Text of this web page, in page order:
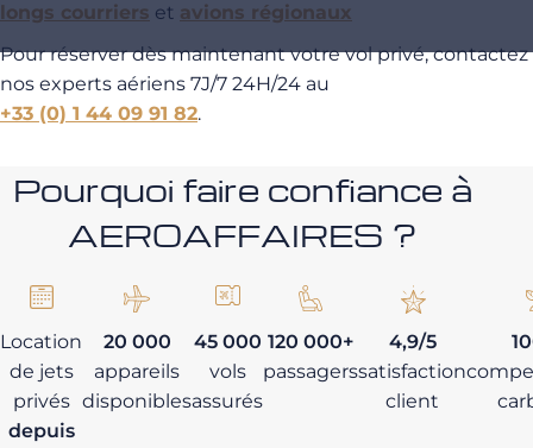
longs courriers et avions régionaux
Pour réserver dès maintenant votre vol privé, contactez
nos experts aériens 7J/7 24H/24 au
+33 (0) 1 44 09 91 82.
Pourquoi faire confiance à
AEROAFFAIRES ?
Location
de jets
privés
depuis
20 000
appareils
disponibles
45 000
vols
assurés
120 000+
passagers
4,9/5
satisfaction
client